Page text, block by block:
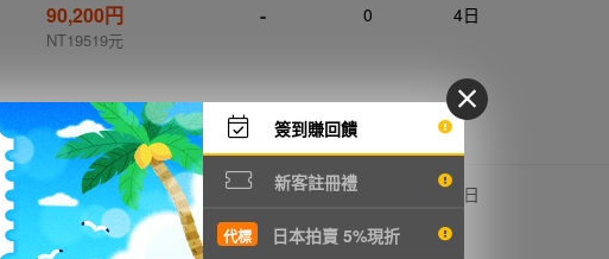
簽到賺回饋
新客註冊禮
代標 日本拍賣 5%現折
90,200円
NT19519元
- 0 4日
3,300円
NT714元
1日